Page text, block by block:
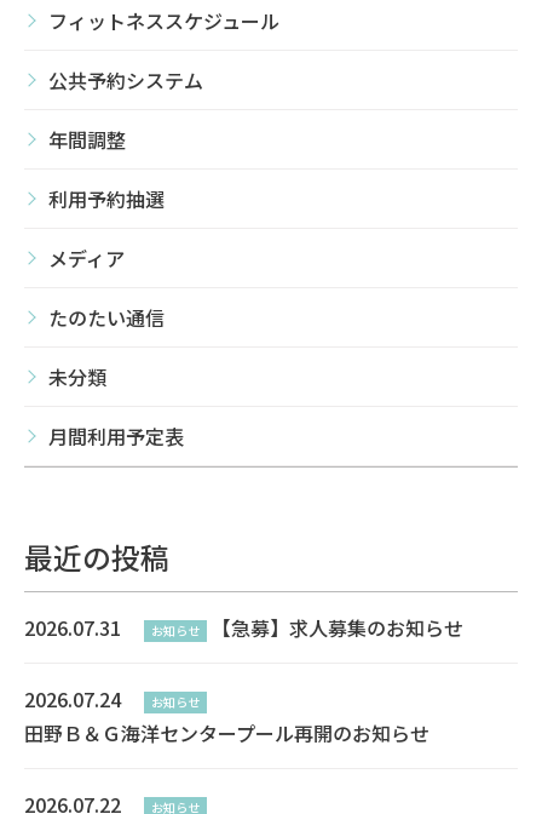
フィットネススケジュール
公共予約システム
年間調整
利用予約抽選
メディア
たのたい通信
未分類
月間利用予定表
最近の投稿
2026.07.31 お知らせ 【急募】求人募集のお知らせ
2026.07.24 お知らせ
田野Ｂ＆Ｇ海洋センタープール再開のお知らせ
2026.07.22 お知らせ